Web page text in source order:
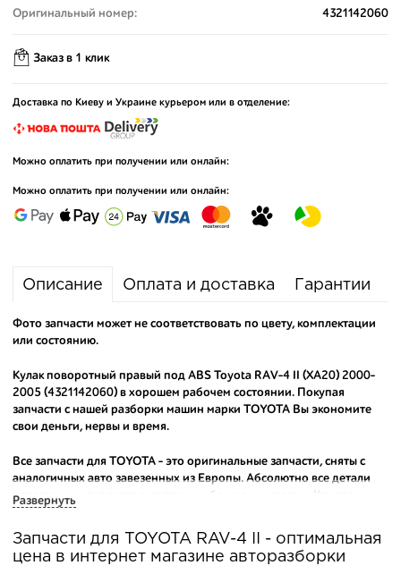
Оригинальный номер: 4321142060
Заказ в 1 клик
Доставка по Киеву и Украине курьером или в отделение:
Можно оплатить при получении или онлайн:
Можно оплатить при получении или онлайн:
Описание Оплата и доставка Гарантии
Фото запчасти может не соответствовать по цвету, комплектации
или состоянию.
Кулак поворотный правый под ABS Toyota RAV-4 II (XA20) 2000-
2005 (4321142060) в хорошем рабочем состоянии. Покупая
запчасти с нашей разборки машин марки TOYOTA Вы экономите
свои деньги, нервы и время.
Все запчасти для TOYOTA - это оригинальные запчасти, сняты с
аналогичных авто завезенных из Европы. Абсолютно все детали
исправны и находятся в состоянии близком к новому. Каждая
производителя.
Вашему вниманию предлагаем широкий ассортимент
Развернуть
Запчасти для TOYOTA RAV-4 II - оптимальная
цена в интернет магазине авторазборки